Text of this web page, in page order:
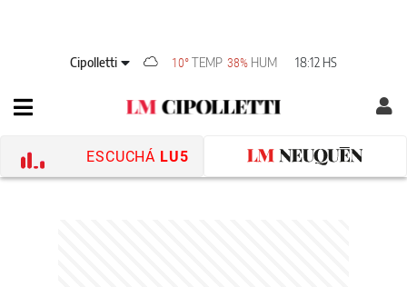
Cipolletti 10°TEMP 38% HUM 18:12 HS
ESCUCHÁ LU5